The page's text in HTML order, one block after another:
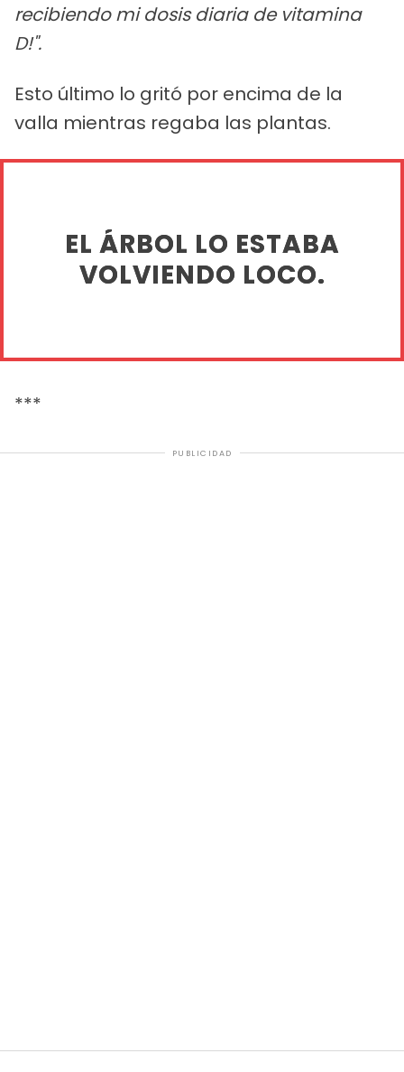
recibiendo mi dosis diaria de vitamina
D!".
Esto último lo gritó por encima de la
valla mientras regaba las plantas.
EL ÁRBOL LO ESTABA
VOLVIENDO LOCO.
***
PUBLICIDAD